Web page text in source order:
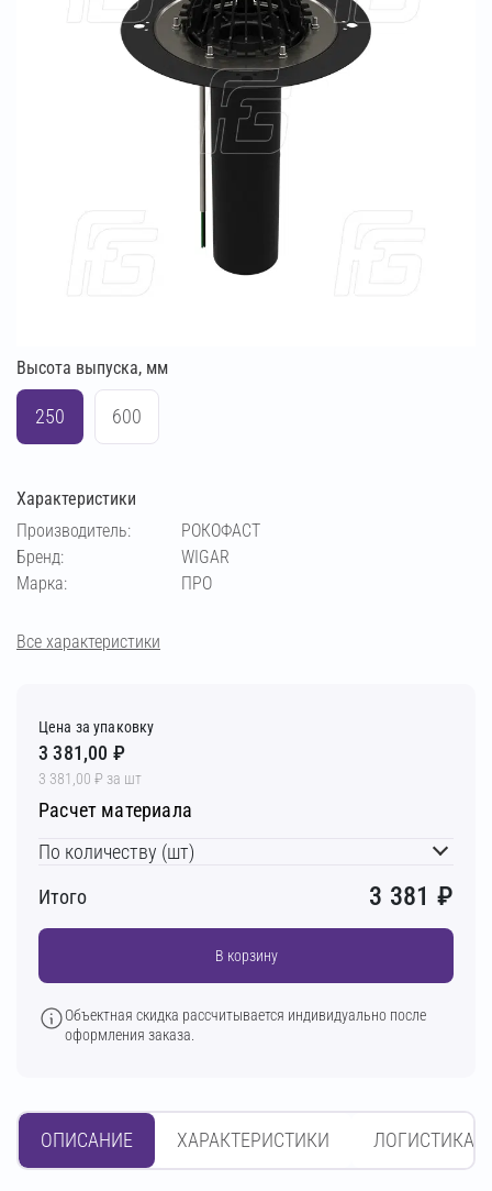
Высота выпуска, мм
250 600
Характеристики
Производитель:
РОКОФАСТ
Бренд:
WIGAR
Марка:
ПРО
Все характеристики
Цена за упаковку
3 381,00 ₽
3 381,00 ₽ за шт
Расчет материала
По количеству (шт)
Итого
3 381 ₽
В корзину
Объектная скидка рассчитывается индивидуально после
оформления заказа.
ОПИСАНИЕ ХАРАКТЕРИСТИКИ ЛОГИСТИКА